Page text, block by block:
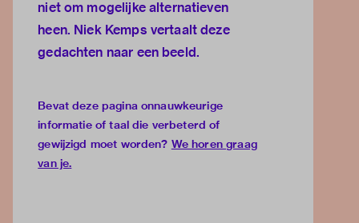
niet om mogelijke alternatieven
heen. Niek Kemps vertaalt deze
gedachten naar een beeld.
Bevat deze pagina onnauwkeurige
informatie of taal die verbeterd of
gewijzigd moet worden? We horen graag
van je.